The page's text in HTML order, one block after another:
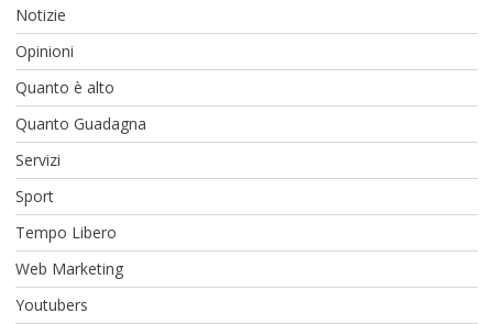
Notizie
Opinioni
Quanto è alto
Quanto Guadagna
Servizi
Sport
Tempo Libero
Web Marketing
Youtubers